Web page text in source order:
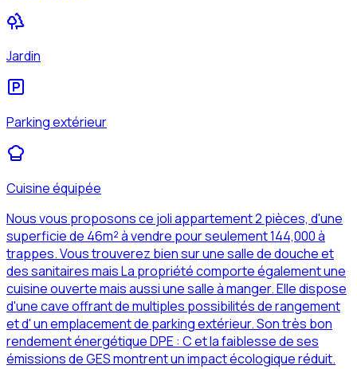
Jardin
Parking extérieur
Cuisine équipée
Nous vous proposons ce joli appartement 2 pièces, d'une
superficie de 46m² à vendre pour seulement 144,000 à
trappes. Vous trouverez bien sur une salle de douche et
des sanitaires mais La propriété comporte également une
cuisine ouverte mais aussi une salle à manger. Elle dispose
d'une cave offrant de multiples possibilités de rangement
et d' un emplacement de parking extérieur. Son très bon
rendement énergétique DPE : C et la faiblesse de ses
émissions de GES montrent un impact écologique réduit.